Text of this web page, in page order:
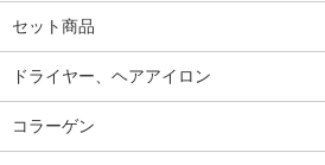
セット商品
ドライヤー、ヘアアイロン
コラーゲン